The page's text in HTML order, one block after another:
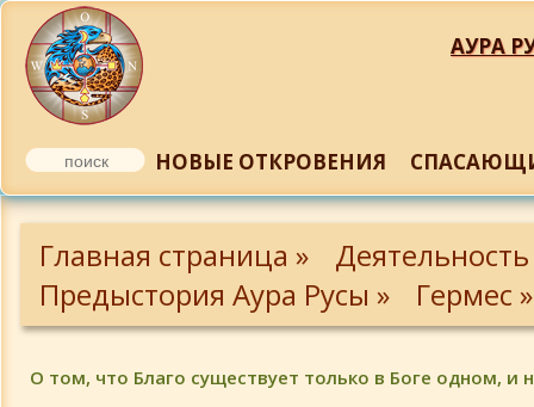
АУРА
НОВЫЕ ОТКРОВЕНИЯ
Главная страница »
Предыстория Аура Русы »
Гермес »
О том, что Благо существует только в Боге одном, и
Пэмандр - пастырь человеческий
Вселенская речь
Триждывеличайшего